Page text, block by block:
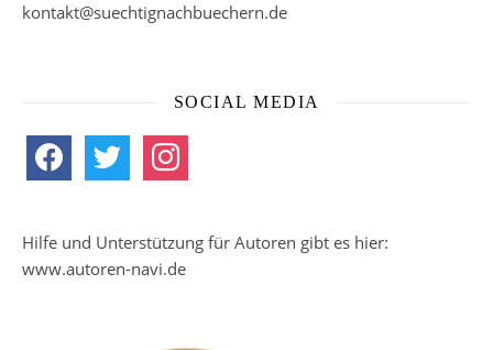
kontakt@suechtignachbuechern.de
SOCIAL MEDIA
facebook twitter instagram
Hilfe und Unterstützung für Autoren gibt es hier:
www.autoren-navi.de